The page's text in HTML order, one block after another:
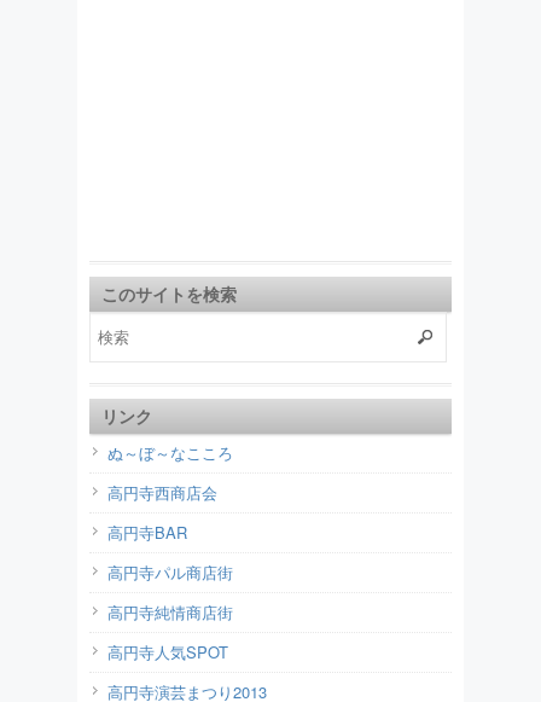
このサイトを検索
リンク
ぬ～ぼ～なこころ
高円寺西商店会
高円寺BAR
高円寺パル商店街
高円寺純情商店街
高円寺人気SPOT
高円寺演芸まつり2013